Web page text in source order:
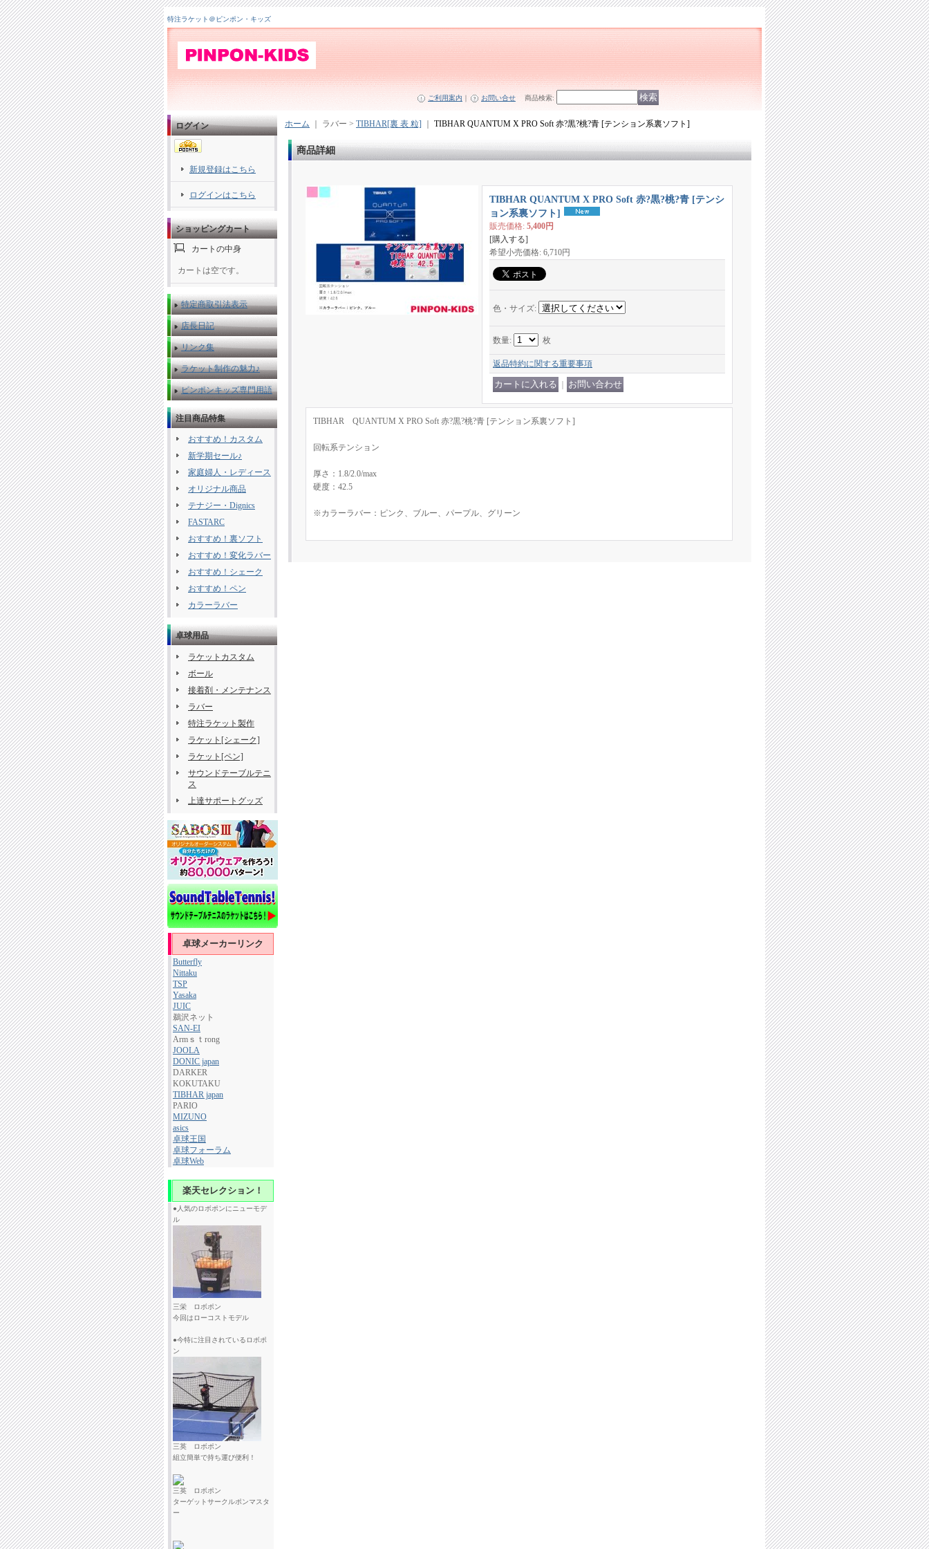
特注ラケット＠ピンポン・キッズ
ご利用案内 ｜ お問い合せ 商品検索:
ログイン
新規登録はこちら
ログインはこちら
ショッピングカート
カートの中身
カートは空です。
特定商取引法表示
店長日記
リンク集
ラケット制作の魅力♪
ピンポンキッズ専門用語
注目商品特集
おすすめ！カスタム
新学期セール♪
家庭婦人・レディース
オリジナル商品
テナジー・Dignics
FASTARC
おすすめ！裏ソフト
おすすめ！変化ラバー
おすすめ！シェーク
おすすめ！ペン
カラーラバー
卓球用品
ラケットカスタム
ボール
接着剤・メンテナンス
ラバー
特注ラケット製作
ラケット[シェーク]
ラケット[ペン]
サウンドテーブルテニ
ス
上達サポートグッズ
卓球メーカーリンク
Butterfly
Nittaku
TSP
Yasaka
JUIC
鵜沢ネット
SAN-EI
Armｓｔrong
JOOLA
DONIC japan
DARKER
KOKUTAKU
TIBHAR japan
PARIO
MIZUNO
asics
卓球王国
卓球フォーラム
卓球Web
楽天セレクション！
●人気のロボポンにニューモデ
ル
三栄 ロボポン
今回はローコストモデル
●今特に注目されているロボポ
ン
三英 ロボポン
組立簡単で持ち運び便利！
三英 ロボポン
ターゲットサークルポンマスタ
ー
ホーム ｜ ラバー > TIBHAR[裏 表 粒] TIBHAR QUANTUM X PRO Soft 赤?黒?桃?青 [テンション系裏ソフト]
商品詳細
TIBHAR QUANTUM X PRO Soft 赤?黒?桃?青 [テンシ
ョン系裏ソフト]
販売価格: 5,400円
[購入する]
希望小売価格: 6,710円
色・サイズ:
数量: 枚
返品特約に関する重要事項
TIBHAR QUANTUM X PRO Soft 赤?黒?桃?青 [テンション系裏ソフト]
回転系テンション
厚さ：1.8/2.0/max
硬度：42.5
※カラーラバー：ピンク、ブルー、パープル、グリーン